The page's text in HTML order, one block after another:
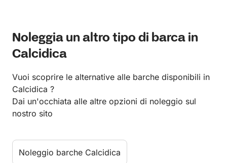
Noleggia un altro tipo di barca in
Calcidica
Vuoi scoprire le alternative alle barche disponibili in
Calcidica ?
Dai un'occhiata alle altre opzioni di noleggio sul
nostro sito
Noleggio barche Calcidica